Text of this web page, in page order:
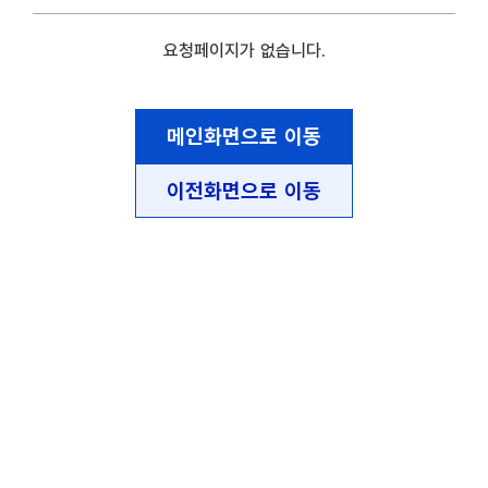
요청페이지가 없습니다.
메인화면으로 이동
이전화면으로 이동